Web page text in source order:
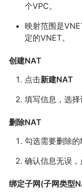
个VPC。
映射范围是
定的VNET。
创建NAT
点击新建NAT
填写信息，选
删除NAT
勾选需要删除
确认信息无误，
绑定子网(子网类型